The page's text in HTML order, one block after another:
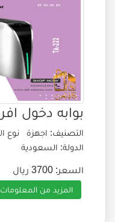
بوابه دخول
التصنيف: اجهزة
نوع
الدولة: السعودية
السعر: 3700 ريال
المزيد من المعلومات